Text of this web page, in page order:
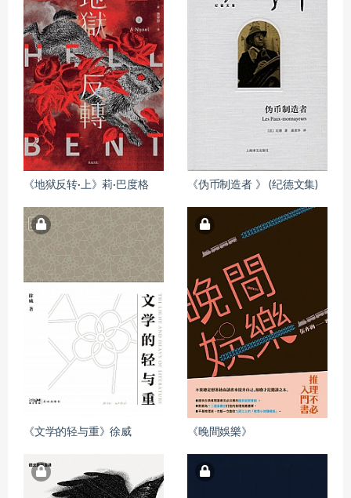
《地狱反转·上》莉·巴度格 《伪币制造者 》 (纪德文集)
《文学的轻与重》徐威 《晚間娛樂》